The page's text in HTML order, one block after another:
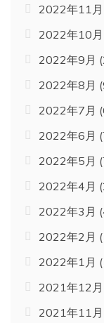
2022年11月
2022年10月
2022年9月
2022年8月
2022年7月
2022年6月
2022年5月
2022年4月
2022年3月
2022年2月
2022年1月
2021年12月
2021年11月